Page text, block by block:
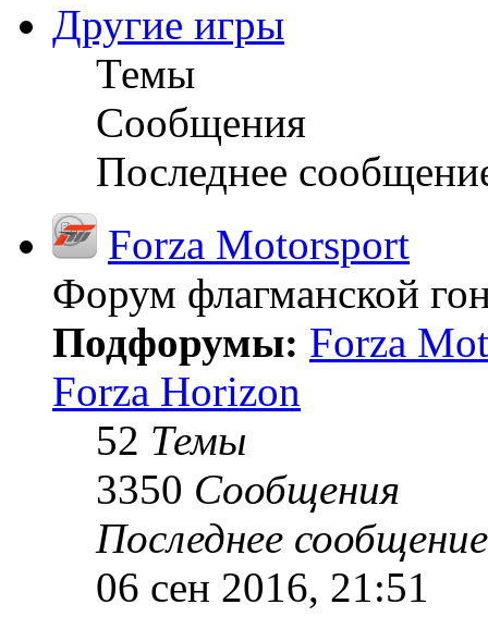
Другие игры
Темы
Сообщения
Последнее
Forza Motorsport
Форум флагманской
Подфорумы: Forza
Forza Horizon
52 Темы
3350 Сообщения
Последнее сообщение
06 сен 2016, 21:51